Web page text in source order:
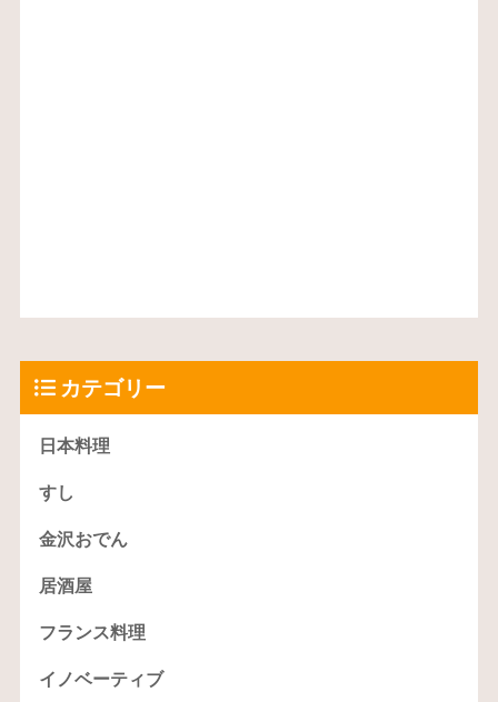
カテゴリー
日本料理
すし
金沢おでん
居酒屋
フランス料理
イノベーティブ